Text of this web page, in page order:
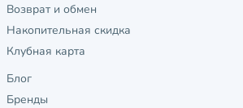
Возврат и обмен
Накопительная скидка
Клубная карта
Блог
Бренды